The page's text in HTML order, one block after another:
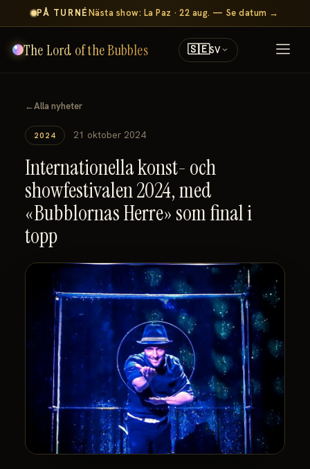
PÅ TURNÉNästa show: La Paz · 22 aug. — Se datum →
The Lord of the Bubbles 🇸🇪SV
←Alla nyheter
2024 21 oktober 2024
Internationella konst- och
showfestivalen 2024, med
«Bubblornas Herre» som final i
topp